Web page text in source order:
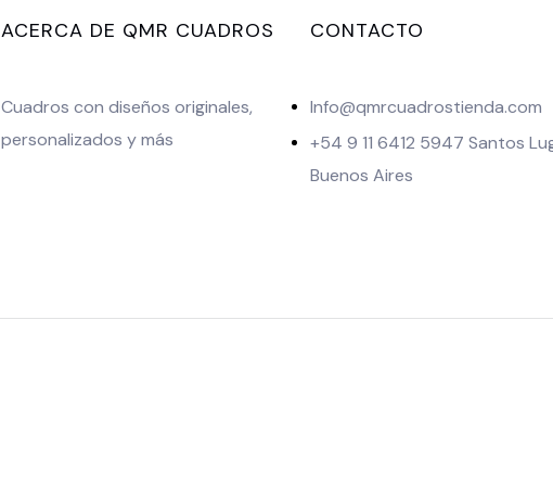
ACERCA DE QMR CUADROS
Cuadros con diseños originales,
personalizados y más
CONTACTO
Info@qmrcuadrostienda.com
+54 9 11 6412 5947 Santos
Buenos Aires